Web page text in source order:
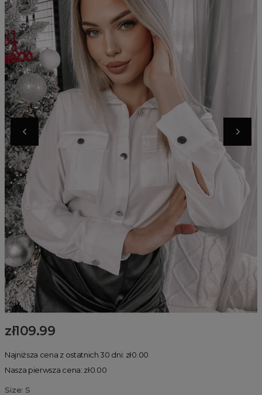
zł109.99
Najniższa cena z ostatnich 30 dni: zł0.00
Nasza pierwsza cena: zł0.00
Size: S